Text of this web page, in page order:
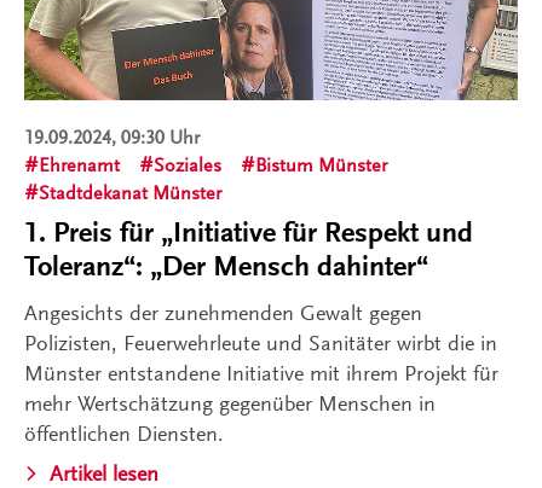
19.09.2024, 09:30 Uhr
Ehrenamt
Soziales
Bistum Münster
Stadtdekanat Münster
1. Preis für „Initiative für Respekt und
Toleranz“: „Der Mensch dahinter“
Angesichts der zunehmenden Gewalt gegen
Polizisten, Feuerwehrleute und Sanitäter wirbt die in
Münster entstandene Initiative mit ihrem Projekt für
mehr Wertschätzung gegenüber Menschen in
öffentlichen Diensten.
Artikel lesen